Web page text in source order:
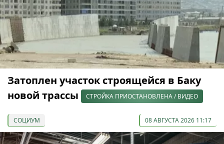
Затоплен участок строящейся в Баку
новой трассы
СТРОЙКА ПРИОСТАНОВЛЕНА / ВИДЕО
СОЦИУМ 08 АВГУСТА 2026 11:17